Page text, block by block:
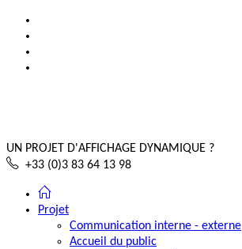
UN PROJET D'AFFICHAGE DYNAMIQUE ?
+33 (0)3 83 64 13 98
Projet
Communication interne - externe
Accueil du public